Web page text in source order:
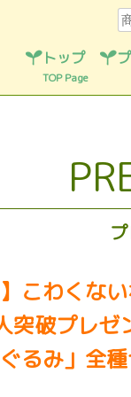
トップ
TOP Page
こわくな
破プレゼ
るみ」全